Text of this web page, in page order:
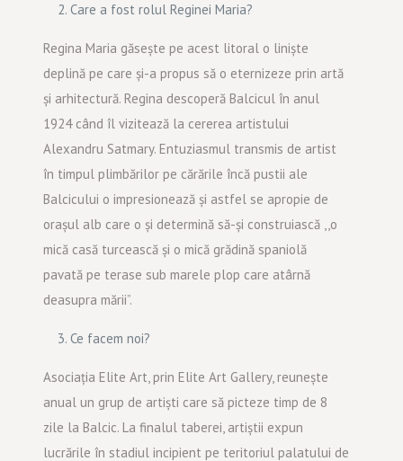
Care a fost rolul Reginei Maria?
Regina Maria găsește pe acest litoral o liniște
deplină pe care și-a propus să o eternizeze prin artă
și arhitectură. Regina descoperă Balcicul în anul
1924 când îl vizitează la cererea artistului
Alexandru Satmary. Entuziasmul transmis de artist
în timpul plimbărilor pe cărările încă pustii ale
Balcicului o impresionează și astfel se apropie de
orașul alb care o și determină să-și construiască ,,o
mică casă turcească și o mică grădină spaniolă
pavată pe terase sub marele plop care atârnă
deasupra mării”.
Ce facem noi?
Asociația Elite Art, prin Elite Art Gallery, reunește
anual un grup de artiști care să picteze timp de 8
zile la Balcic. La finalul taberei, artiștii expun
lucrările în stadiul incipient pe teritoriul palatului de